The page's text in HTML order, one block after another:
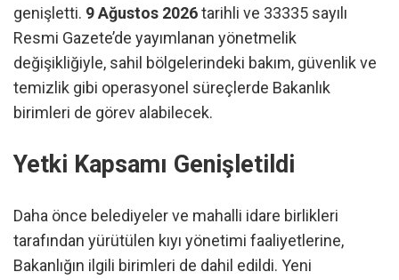
genişletti. 9 Ağustos 2026tarihli ve 33335 sayılı
Resmi Gazete’de yayımlanan yönetmelik
değişikliğiyle, sahil bölgelerindeki bakım, güvenlik ve
temizlik gibi operasyonel süreçlerde Bakanlık
birimleri de görev alabilecek.
Yetki Kapsamı Genişletildi
Daha önce belediyeler ve mahalli idare birlikleri
tarafından yürütülen kıyı yönetimi faaliyetlerine,
Bakanlığın ilgili birimleri de dahil edildi. Yeni